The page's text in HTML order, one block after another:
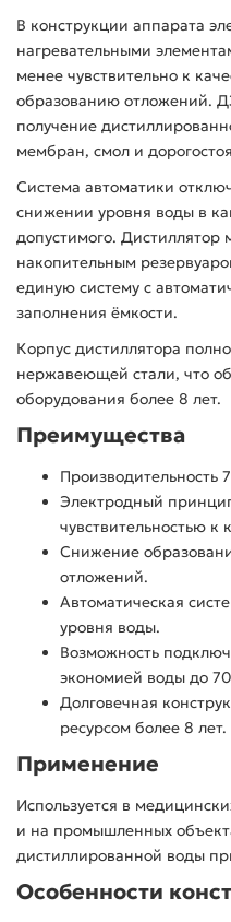
В конструкции аппарата
нагревательными
менее чувствительно к
образованию отложений.
получение
мембран, смол и
Система автоматики
снижении уровня воды в
допустимого.
накопительным
единую систему с
заполнения ёмкости.
Корпус дистиллятора
нержавеющей стали, что
оборудования более 8 лет.
Преимущества
Производительность
Электродный
чувствительностью к
Снижение
отложений.
Автоматическая
уровня воды.
Возможность
экономией воды до
Долговечная
ресурсом более 8 лет.
Применение
Используется в
и на промышленных
дистиллированной воды
Особенности